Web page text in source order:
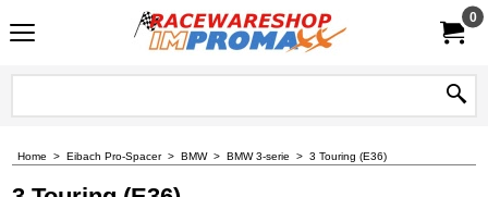
0
Home > Eibach Pro-Spacer> BMW> BMW 3-serie > 3 Touring (E36)